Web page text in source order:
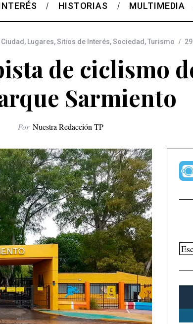
HISTORIAS MULTIMEDIA
Ciudad , Lugares,Sitios de Interés,Sociedad ,Turismo
de ciclismo
Sarmiento
Por Nuestra Redacción TP